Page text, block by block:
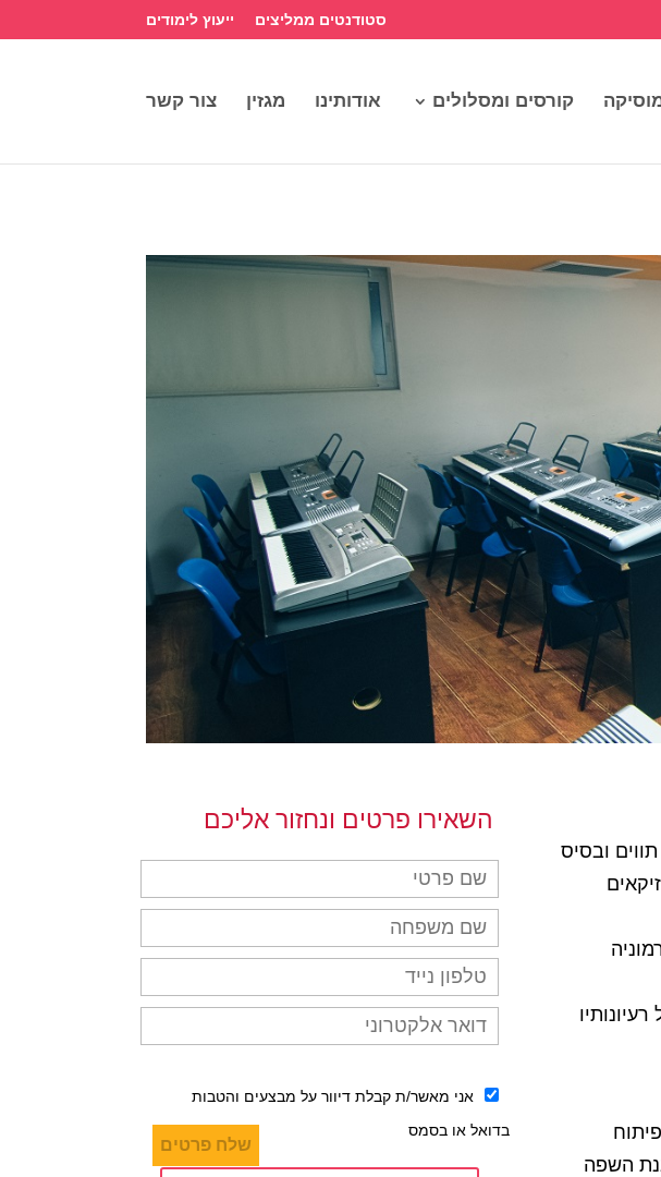
סטודנטים ממליצים ייעוץ לימודים
קורסים ומסלולים אודותינו מגזין צור קשר
השאירו פרטים ונחזור אליכם
אני מאשר/ת קבלת דיוור על מבצעים והטבות
בדואל או בסמס
ובסיס
השפה